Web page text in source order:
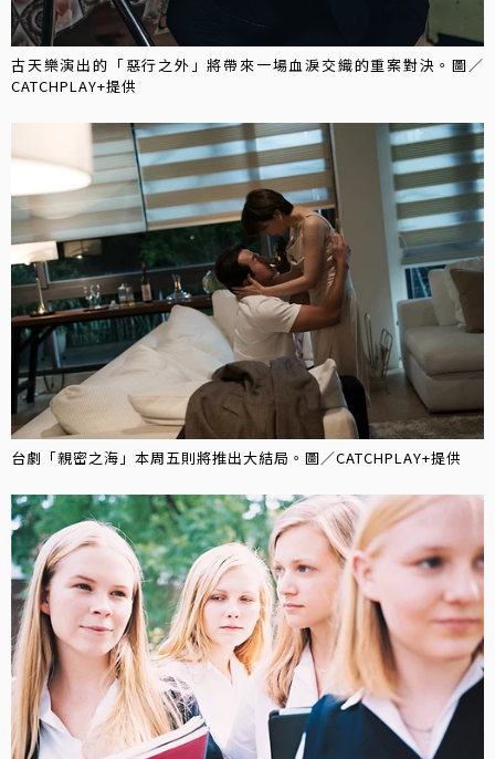
古天樂演出的「惡行之外」將帶來一場血淚交織的重案對決。圖／
CATCHPLAY+提供
台劇「親密之海」本周五則將推出大結局。圖／CATCHPLAY+提供